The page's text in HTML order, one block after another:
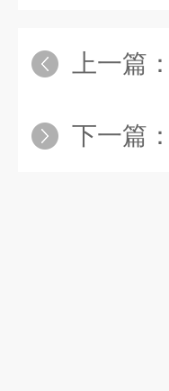
上一篇：
下一篇：